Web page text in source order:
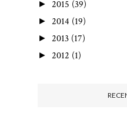
► 2015 (39)
► 2014 (19)
► 2013 (17)
► 2012 (1)